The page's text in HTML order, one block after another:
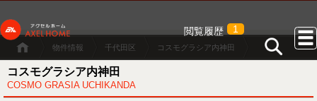
閲覧履歴 1
物件情報 千代田区 コスモグラシア内神田
コスモグラシア内神田
COSMO GRASIA UCHIKANDA